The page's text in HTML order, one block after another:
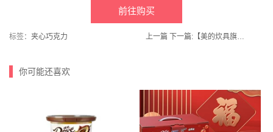
前往购买
标签： 夹心巧克力 上一篇 下一篇: 【美的炊具旗舰店】铁锅家用炒菜锅不易锈炒锅32CM
你可能还喜欢